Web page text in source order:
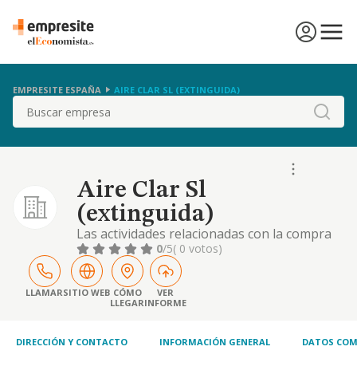
EMPRESITE ESPAÑA AIRE CLAR SL (EXTINGUIDA)
Buscar
Aire Clar Sl
(extinguida)
Las actividades relacionadas con la compra
venta, enajenacion, permuta y cualquier
genero de operacion mercantil de bienes
inmuebles, incluyendo su administracion,
arrendamiento o aseguramiento.
construccion y promocion
0/5( 0 votos)
LLAMARSITIO WEB CÓMO
LLEGAR
VER
INFORME
DIRECCIÓN Y CONTACTO INFORMACIÓN GENERAL DATOS